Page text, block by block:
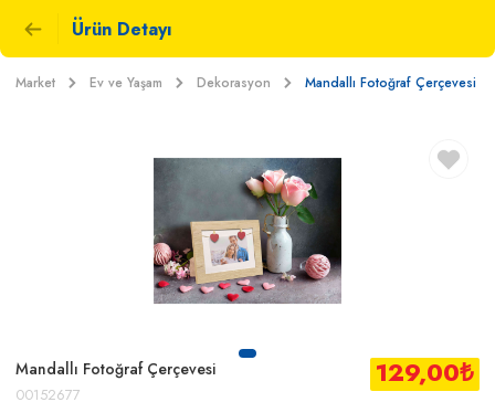
Ürün Detayı
Market Ev ve Yaşam Dekorasyon Mandallı Fotoğraf Çerçevesi
Mandallı Fotoğraf Çerçevesi
00152677
129,00₺